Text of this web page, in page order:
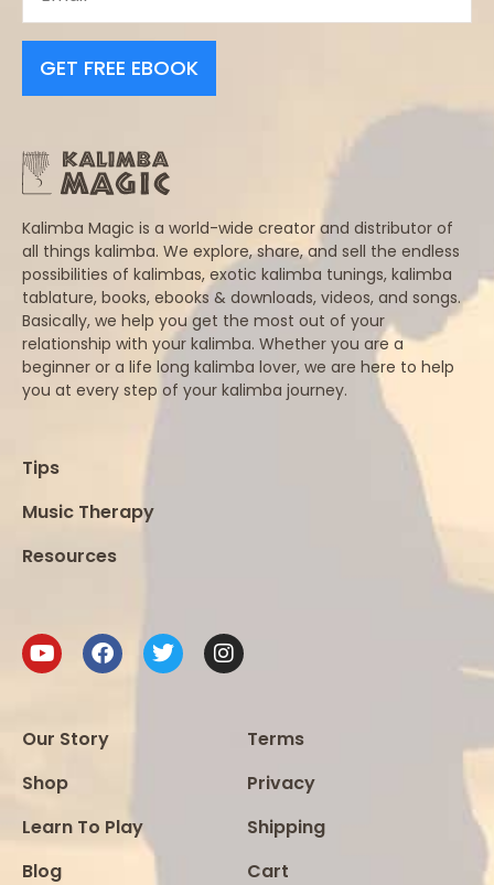
GET FREE EBOOK
Kalimba Magic is a world-wide creator and distributor of
all things kalimba. We explore, share, and sell the endless
possibilities of kalimbas, exotic kalimba tunings, kalimba
tablature, books, ebooks & downloads, videos, and songs.
Basically, we help you get the most out of your
relationship with your kalimba. Whether you are a
beginner or a life long kalimba lover, we are here to help
you at every step of your kalimba journey.
Tips
Music Therapy
Resources
Our Story
Shop
Learn To Play
Blog
Terms
Privacy
Shipping
Cart